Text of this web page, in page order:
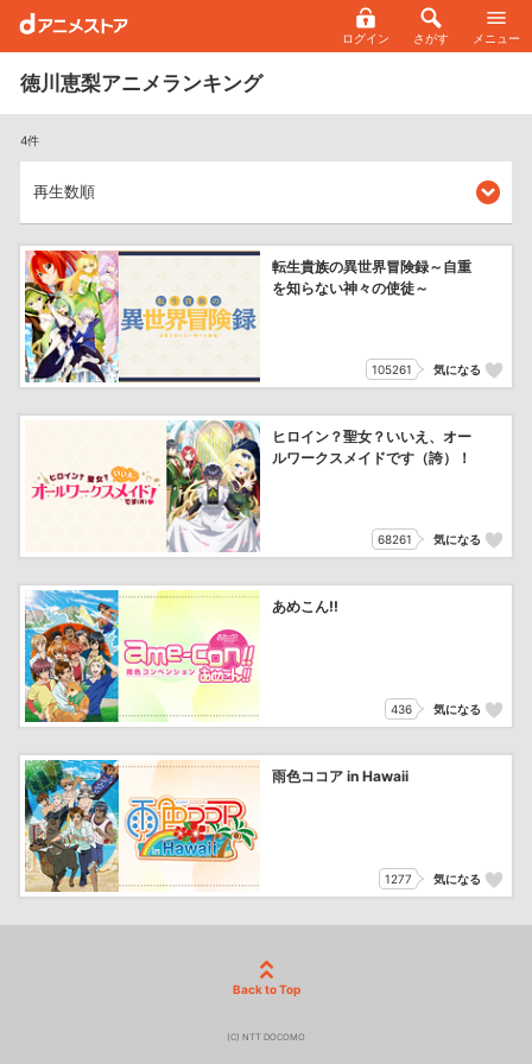
ログイン さがす メニュー
徳川恵梨アニメランキング
4件
転生貴族の異世界冒険録～自重
を知らない神々の使徒～
105261 気になる
ヒロイン？聖女？いいえ、オー
ルワークスメイドです（誇）！
68261 気になる
あめこん!!
436 気になる
雨色ココア in Hawaii
1277 気になる
Back to Top
(C) NTT DOCOMO